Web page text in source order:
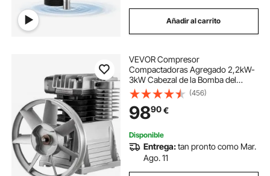
Añadir al carrito
VEVOR Compresor
Compactadoras Agregado 2,2kW-
3kW Cabezal de la Bomba del
Compresor de Aire 1300rpm
Cabezal de Compresor de Aire de
Material de Aluminio para Industrias
Químicas Electrónicas Textiles
(456)
9890€
Disponible
Entrega:tan pronto como Mar.
Ago. 11